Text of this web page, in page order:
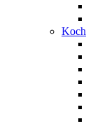
Koch